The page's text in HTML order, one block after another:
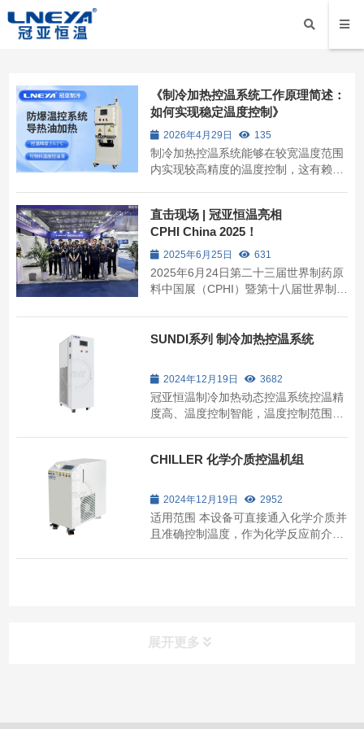
《制冷加热控温系统工作原理简述：
如何实现稳定温度控制》
2026年4月29日 135
制冷加热控温系统能够在较宽温度范围
内实现较高精度的温度控制，这有赖于
稳定可靠的温度控制是支持工艺稳定与
生产安全的重要环节。
直击现场 | 冠亚恒温亮相
CPHI China 2025！
2025年6月25日 631
2025年6月24日第二十三届世界制药原
料中国展（CPHI）暨第十八届世界制药
在上海新国际博览中心隆重开幕
SUNDI系列 制冷加热控温系统
2024年12月19日 3682
冠亚恒温制冷加热动态控温系统控温精
度高、温度控制智能，温度控制范围
达±0.3℃，制冷功率从0.5kW到
CHILLER 化学介质控温机组
2024年12月19日 2952
适用范围 本设备可直接通⼊化学介质并
且准确控制温度，作为化学反应前介质
展开更多